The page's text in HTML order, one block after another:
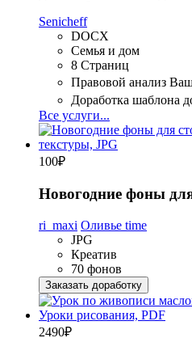
Senicheff
DOCX
Семья и дом
8 Страниц
Правовой анализ
Доработка шаблона
Все услуги...
100₽
Новогодние фоны
ri_maxi Оливье time
JPG
Креатив
70 фонов
Заказать доработку
2490₽